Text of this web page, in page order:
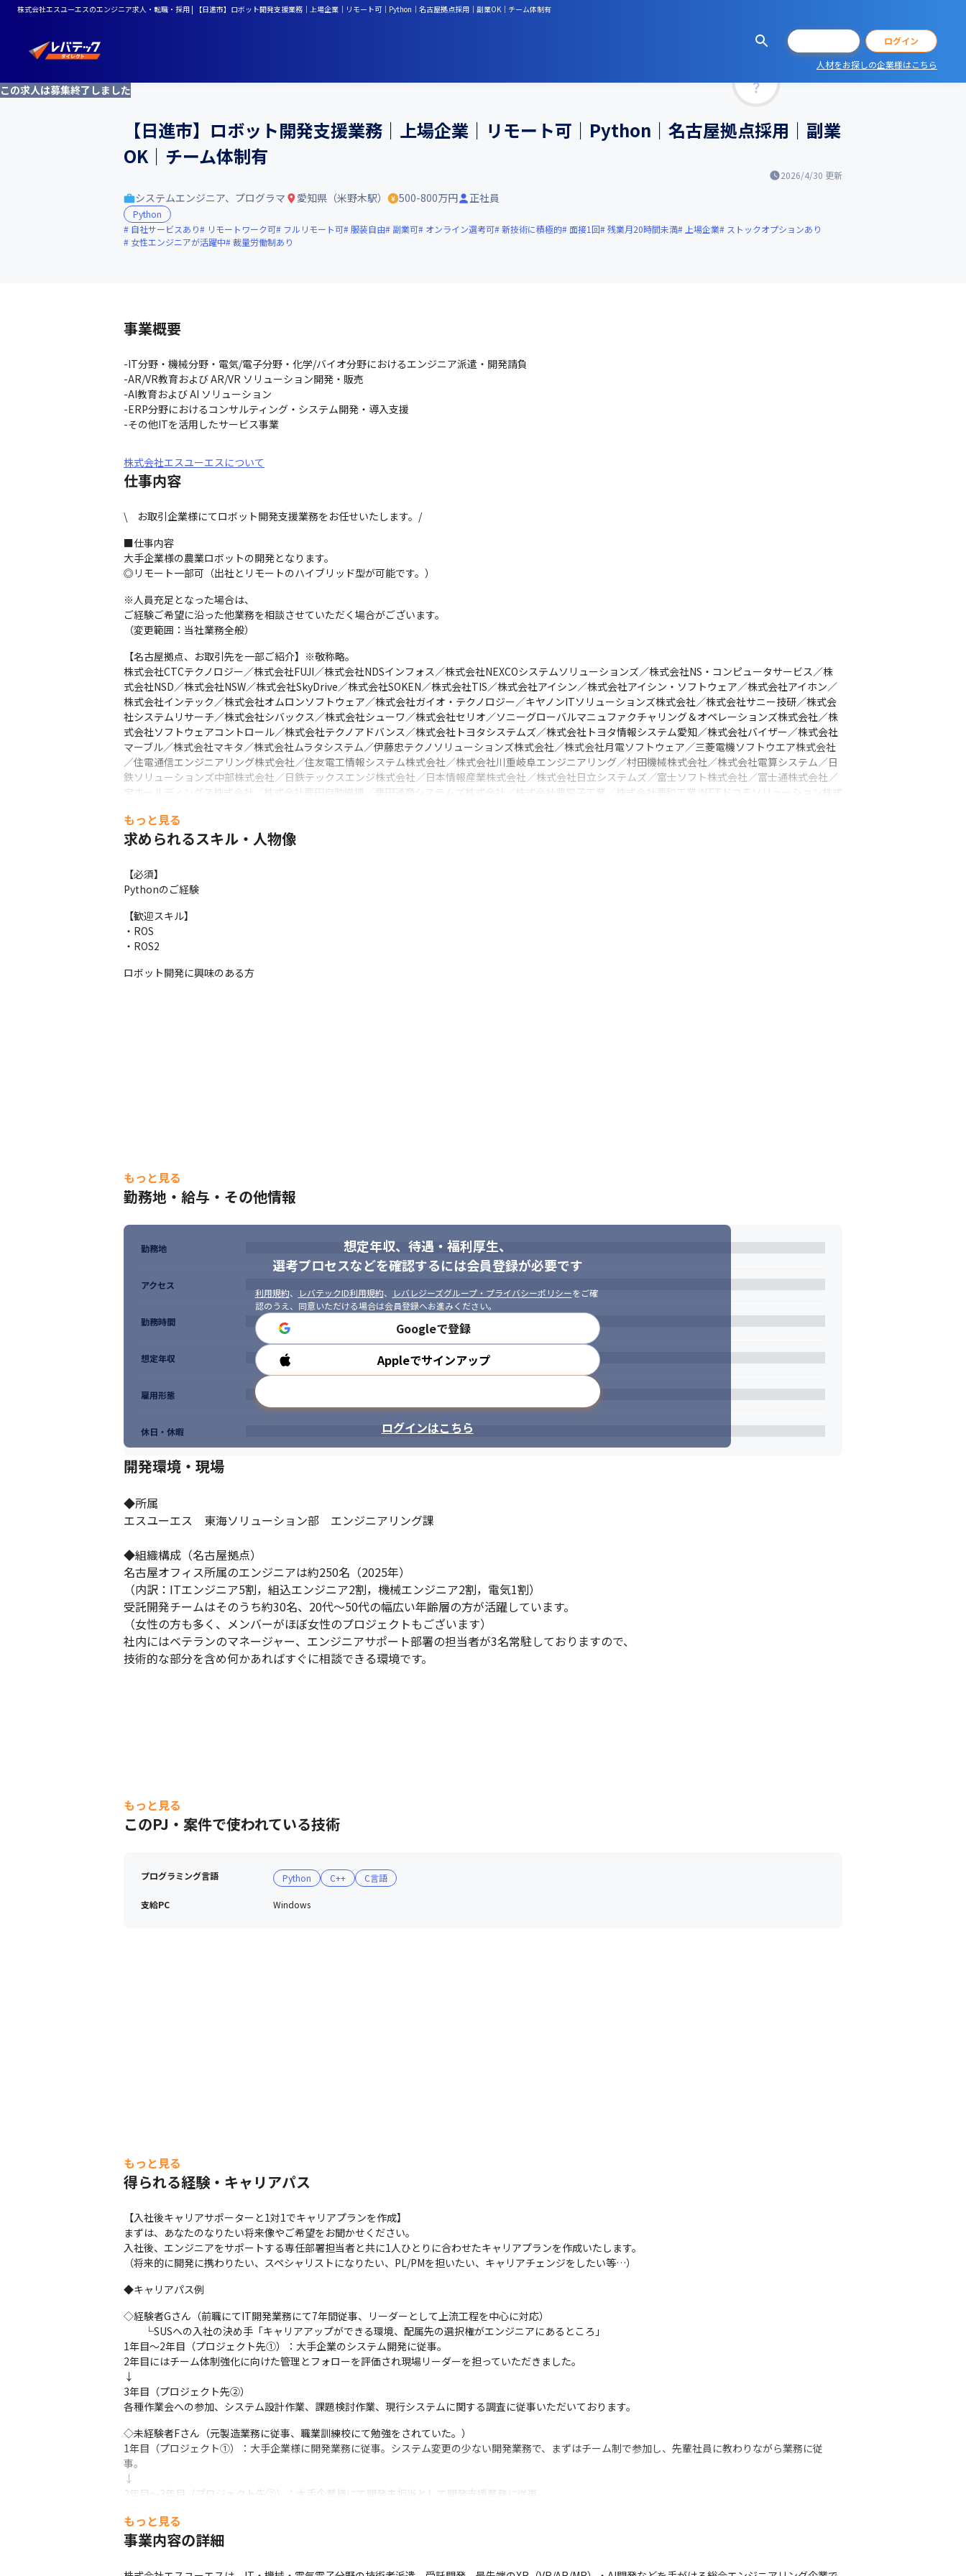
株式会社エスユーエスのエンジニア求人・転職・採用 | 【日進市】ロボット開発支援業務｜上場企業｜リモート可｜Python｜名古屋拠点採用｜副業OK｜チーム体制有
ログイン
人材をお探しの企業様はこちら
この求人は募集終了しました
【日進市】ロボット開発支援業務｜上場企業｜リモート可｜Python｜名古屋拠点採用｜副業
OK｜チーム体制有
2026/4/30 更新
システムエンジニア、プログラマ 愛知県（米野木駅） 500-800万円 正社員
Python
自社サービスあり
リモートワーク可 フルリモート可 服装自由 副業可 オンライン選考可 新技術に積極的 面接1回 残業月20時間未満 上場企業
ストックオプションあり
女性エンジニアが活躍中
裁量労働制あり
事業概要
-IT分野・機械分野・電気/電子分野・化学/バイオ分野におけるエンジニア派遣・開発請負
-AR/VR教育および AR/VR ソリューション開発・販売
-AI教育および AI ソリューション
-ERP分野におけるコンサルティング・システム開発・導入支援
-その他ITを活用したサービス事業
株式会社エスユーエスについて
仕事内容
\　お取引企業様にてロボット開発支援業務をお任せいたします。/
■仕事内容
大手企業様の農業ロボットの開発となります。
◎リモート一部可（出社とリモートのハイブリッド型が可能です。）
※人員充足となった場合は、
ご経験ご希望に沿った他業務を相談させていただく場合がございます。
（変更範囲：当社業務全般）
【名古屋拠点、お取引先を一部ご紹介】※敬称略。
株式会社CTCテクノロジー／株式会社FUJI／株式会社NDSインフォス／株式会社NEXCOシステムソリューションズ／株式会社NS・コンピュータサービス／株
式会社NSD／株式会社NSW／株式会社SkyDrive／株式会社SOKEN／株式会社TIS／株式会社アイシン／株式会社アイシン・ソフトウェア／株式会社アイホン／
株式会社インテック／株式会社オムロンソフトウェア／株式会社ガイオ・テクノロジー／キヤノンITソリューションズ株式会社／株式会社サニー技研／株式会
社システムリサーチ／株式会社シバックス／株式会社シューワ／株式会社セリオ／ソニーグローバルマニュファクチャリング＆オペレーションズ株式会社／株
式会社ソフトウェアコントロール／株式会社テクノアドバンス／株式会社トヨタシステムズ／株式会社トヨタ情報システム愛知／株式会社バイザー／株式会社
マーブル／株式会社マキタ／株式会社ムラタシステム／伊藤忠テクノソリューションズ株式会社／株式会社月電ソフトウェア／三菱電機ソフトウエア株式会社
／住電通信エンジニアリング株式会社／住友電工情報システム株式会社／株式会社川重岐阜エンジニアリング／村田機械株式会社／株式会社電算システム／日
鉄ソリューションズ中部株式会社／日鉄テックスエンジ株式会社／日本情報産業株式会社／株式会社日立システムズ／富士ソフト株式会社／富士通株式会社／
宝ホールディングス株式会社／株式会社豊田自動織機／豊田通商システムズ株式会社／株式会社豊電子工業／株式会社豊和工業/NTTドコモソリューション株式
【チームプロジェクト人数】
小規模：3～5名
大規模：30～50名
◎大手案件多数
◎受託開発・自社開発あり
◎充実の研修＆資格取得支援！
◎定着率85.96％
◎残業月平均9.5時間
もっと見る
求められるスキル・人物像
【必須】
Pythonのご経験
【歓迎スキル】
・ROS
・ROS2
ロボット開発に興味のある方
もっと見る
勤務地・給与・その他情報
想定年収、待遇・福利厚生、
選考プロセスなどを確認するには会員登録が必要です
利用規約、 レバテックID利用規約、 レバレジーズグループ・プライバシーポリシーをご確
認のうえ、同意いただける場合は会員登録へお進みください。
Googleで登録
Appleでサインアップ
ログインはこちら
勤務地
アクセス
勤務時間
想定年収
雇用形態
休日・休暇
開発環境・現場
◆所属
エスユーエス　東海ソリューション部　エンジニアリング課
◆組織構成（名古屋拠点）
名古屋オフィス所属のエンジニアは約250名（2025年）
（内訳：ITエンジニア5割，組込エンジニア2割，機械エンジニア2割，電気1割）
受託開発チームはそのうち約30名、20代～50代の幅広い年齢層の方が活躍しています。
（女性の方も多く、メンバーがほぼ女性のプロジェクトもございます）
社内にはベテランのマネージャー、エンジニアサポート部署の担当者が3名常駐しておりますので、
技術的な部分を含め何かあればすぐに相談できる環境です。
もっと見る
このPJ・案件で使われている技術
プログラミング言語 Python C++ C言語
支給PC Windows
もっと見る
得られる経験・キャリアパス
【入社後キャリアサポーターと1対1でキャリアプランを作成】
まずは、あなたのなりたい将来像やご希望をお聞かせください。
入社後、エンジニアをサポートする専任部署担当者と共に1人ひとりに合わせたキャリアプランを作成いたします。
（将来的に開発に携わりたい、スペシャリストになりたい、PL/PMを担いたい、キャリアチェンジをしたい等…）
◆キャリアパス例
◇経験者Gさん（前職にてIT開発業務にて7年間従事、リーダーとして上流工程を中心に対応）
└SUSへの入社の決め手「キャリアアップができる環境、配属先の選択権がエンジニアにあるところ」
1年目～2年目（プロジェクト先①）：大手企業のシステム開発に従事。
2年目にはチーム体制強化に向けた管理とフォローを評価され現場リーダーを担っていただきました。
↓
3年目（プロジェクト先②）
各種作業会への参加、システム設計作業、課題検討作業、現行システムに関する調査に従事いただいております。
◇未経験者Fさん（元製造業務に従事、職業訓練校にて勉強をされていた。）
1年目（プロジェクト①）：大手企業様に開発業務に従事。システム変更の少ない開発業務で、まずはチーム制で参加し、先輩社員に教わりながら業務に従
事。
↓
2年目～3年目（プロジェクト先②）：大手企業様にて開発主担当として開発支援業務に従事。
4年目（プロジェクト先③）：大手企業様の社内SEとして従事。また受託開発へのブリッジの役割を担っていただいております。
【評価制度について】
もっと見る
事業内容の詳細